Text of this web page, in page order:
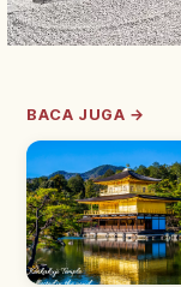
BACA JUGA →